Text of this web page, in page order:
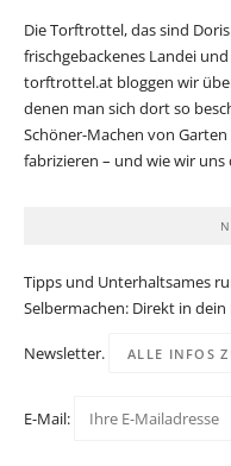
Die Torftrottel, das sind
frischgebackenes Landei
torftrottel.at bloggen wir
denen man sich dort so
Schöner-Machen von
fabrizieren – und wie wir
Tipps und Unterhaltsames
Selbermachen: Direkt in
Newsletter. ALLE INFOS
E-Mail: